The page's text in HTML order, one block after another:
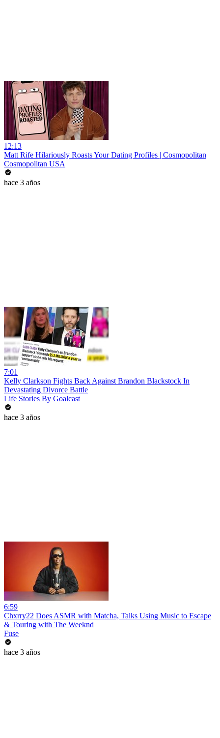
12:13
Matt Rife Hilariously Roasts Your Dating Profiles | Cosmopolitan
Cosmopolitan USA
hace 3 años
7:01
Kelly Clarkson Fights Back Against Brandon Blackstock In
Devastating Divorce Battle
Life Stories By Goalcast
hace 3 años
6:59
Chxrry22 Does ASMR with Matcha, Talks Using Music to Escape
& Touring with The Weeknd
Fuse
hace 3 años